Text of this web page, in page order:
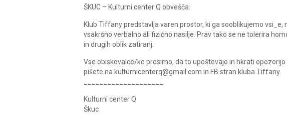
ŠKUC – Kulturni center Q obvešča:
Klub Tiffany predstavlja varen prostor, ki ga sooblikujemo vsi_e,
vsakršno verbalno ali fizično nasilje. Prav tako se ne tolerira
in drugih oblik zatiranj.
Vse obiskovalce/ke prosimo, da to upoštevajo in hkrati
pišete na kulturnicenterq@gmail.com in FB stran kluba Tiffany.
Kulturni center Q
Škuc